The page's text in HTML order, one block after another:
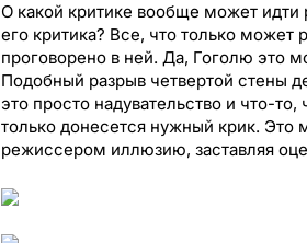
О какой критике вообще может
его критика? Все, что только может
проговорено в ней. Да, Гоголю это
Подобный разрыв четвертой стены
это просто надувательство и что-
только донесется нужный крик. Это
режиссером иллюзию, заставляя